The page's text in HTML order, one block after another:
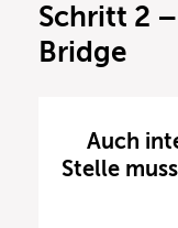
Schritt 2
Bridge
Auch
Stelle